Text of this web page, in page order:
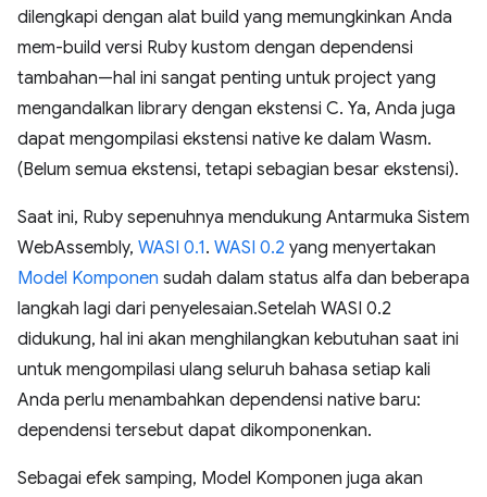
dilengkapi dengan alat build yang memungkinkan Anda
mem-build versi Ruby kustom dengan dependensi
tambahan—hal ini sangat penting untuk project yang
mengandalkan library dengan ekstensi C. Ya, Anda juga
dapat mengompilasi ekstensi native ke dalam Wasm.
(Belum semua ekstensi, tetapi sebagian besar ekstensi).
Saat ini, Ruby sepenuhnya mendukung Antarmuka Sistem
WebAssembly, WASI 0.1. WASI 0.2 yang menyertakan
Model Komponen sudah dalam status alfa dan beberapa
langkah lagi dari penyelesaian.Setelah WASI 0.2
didukung, hal ini akan menghilangkan kebutuhan saat ini
untuk mengompilasi ulang seluruh bahasa setiap kali
Anda perlu menambahkan dependensi native baru:
dependensi tersebut dapat dikomponenkan.
Sebagai efek samping, Model Komponen juga akan